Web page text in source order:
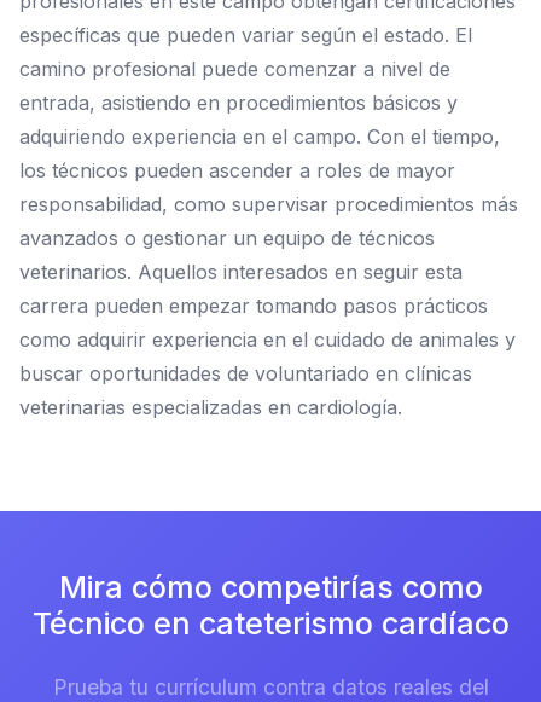
específicas que pueden variar según el estado. El
camino profesional puede comenzar a nivel de
entrada, asistiendo en procedimientos básicos y
adquiriendo experiencia en el campo. Con el tiempo,
los técnicos pueden ascender a roles de mayor
responsabilidad, como supervisar procedimientos más
avanzados o gestionar un equipo de técnicos
veterinarios. Aquellos interesados en seguir esta
carrera pueden empezar tomando pasos prácticos
como adquirir experiencia en el cuidado de animales y
buscar oportunidades de voluntariado en clínicas
veterinarias especializadas en cardiología.
Mira cómo competirías como
Técnico en cateterismo cardíaco
Prueba tu currículum contra datos reales del